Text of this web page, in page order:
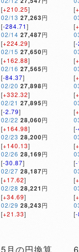
[+210.25]
02/13 27,263円
[-284.71]
02/14 27,487円
[+224.29]
02/15 27,650円
[+162.88]
02/16 27,565円
[-84.37]
02/20 27,898円
[+332.32]
02/21 27,895円
[-2.79]
02/22 28,060円
[+164.98]
02/23 28,200円
[+140.13]
02/26 28,169円
[-30.87]
02/27 28,187円
[+17.62]
02/28 28,221 円
[+34.69]
02/29 28,243円
[+21.33]
[
[
[
[
[
[
[
[
[
[
[
[
[
5月の円換算